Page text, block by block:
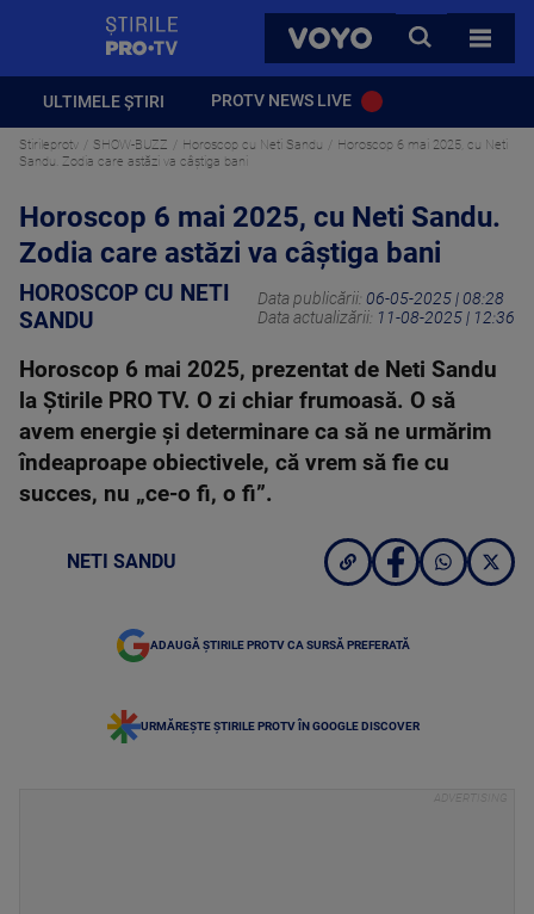
VOYO
CAUTA
TOATE
ULTIMELE ȘTIRI PROTV NEWS LIVE
Stirileprotv SHOW-BUZZ Horoscop cu Neti Sandu
Horoscop 6 mai 2025, cu Neti
Sandu. Zodia care astăzi va câștiga bani
Horoscop 6 mai 2025, cu Neti Sandu.
Zodia care astăzi va câștiga bani
HOROSCOP CU NETI
SANDU
Data publicării: 06-05-2025 | 08:28
Data actualizării: 11-08-2025 | 12:36
Horoscop 6 mai 2025, prezentat de Neti Sandu
la Știrile PRO TV. O zi chiar frumoasă. O să
avem energie și determinare ca să ne urmărim
îndeaproape obiectivele, că vrem să fie cu
succes, nu „ce-o fi, o fi”.
NETI SANDU
ADAUGĂ ȘTIRILE PROTV CA SURSĂ PREFERATĂ
URMĂREȘTE ȘTIRILE PROTV ÎN GOOGLE DISCOVER